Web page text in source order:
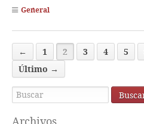
General
← 1 2 3 4 5
Último →
Archivos